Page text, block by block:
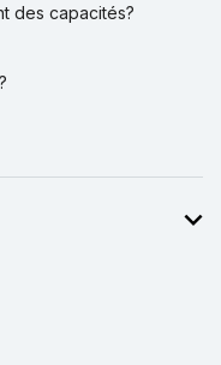
des capacités?